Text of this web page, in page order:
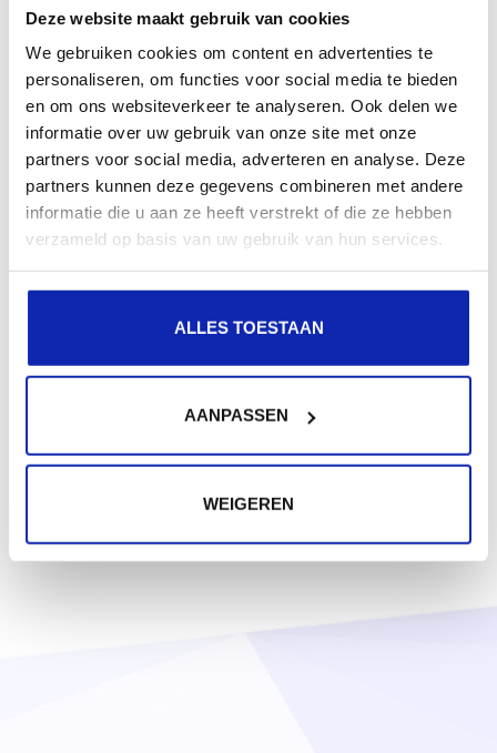
Deze website maakt gebruik van cookies
We gebruiken cookies om content en advertenties te
personaliseren, om functies voor social media te bieden
en om ons websiteverkeer te analyseren. Ook delen we
informatie over uw gebruik van onze site met onze
partners voor social media, adverteren en analyse. Deze
partners kunnen deze gegevens combineren met andere
informatie die u aan ze heeft verstrekt of die ze hebben
verzameld op basis van uw gebruik van hun services.
ALLES TOESTAAN
AANPASSEN
WEIGEREN